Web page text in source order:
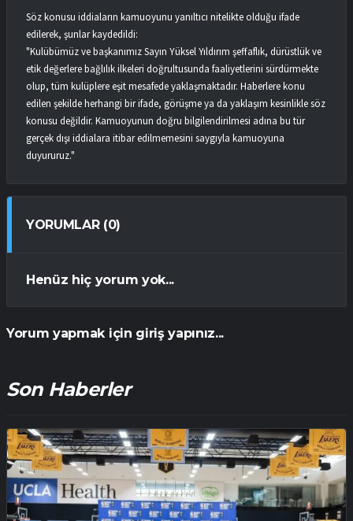
Söz konusu iddiaların kamuoyunu yanıltıcı nitelikte olduğu ifade
edilerek, şunlar kaydedildi:
"Kulübümüz ve başkanımız Sayın Yüksel Yıldırım şeffaflık, dürüstlük ve
etik değerlere bağlılık ilkeleri doğrultusunda faaliyetlerini sürdürmekte
olup, tüm kulüplere eşit mesafede yaklaşmaktadır. Haberlere konu
edilen şekilde herhangi bir ifade, görüşme ya da yaklaşım kesinlikle söz
konusu değildir. Kamuoyunun doğru bilgilendirilmesi adına bu tür
gerçek dışı iddialara itibar edilmemesini saygıyla kamuoyuna
duyururuz."
YORUMLAR (0)
Henüz hiç yorum yok...
Yorum yapmak için giriş yapınız...
Son Haberler